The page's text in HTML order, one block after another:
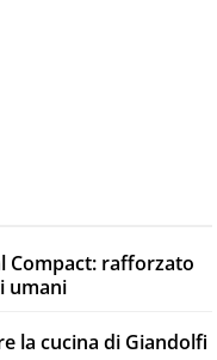
Compact: rafforzato
umani
la cucina di Giandolfi